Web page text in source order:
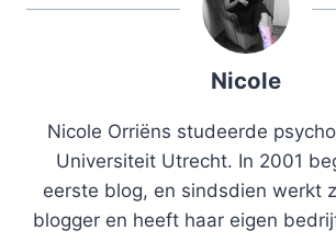
Nicole
Nicole Orriëns studeerde
Universiteit Utrecht. In 2001
eerste blog, en sindsdien werkt
blogger en heeft haar eigen